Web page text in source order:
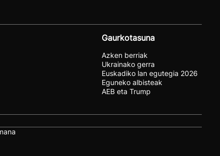
Gaurkotasuna
Azken berriak
Ukrainako gerra
Euskadiko lan egutegia 2026
Eguneko albisteak
AEB eta Trump